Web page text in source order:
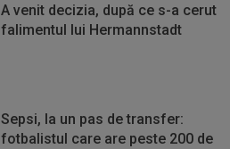
A venit decizia, după ce s-a cerut
falimentul lui Hermannstadt
Sepsi, la un pas de transfer:
fotbalistul care are peste 200 de